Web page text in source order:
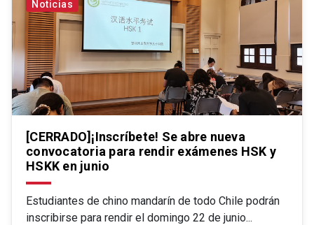
Noticias
[CERRADO]¡Inscríbete! Se abre nueva
convocatoria para rendir exámenes HSK y
HSKK en junio
Estudiantes de chino mandarín de todo Chile podrán
inscribirse para rendir el domingo 22 de junio...